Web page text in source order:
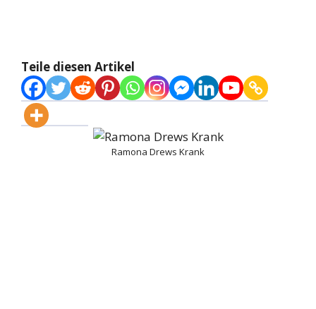
Teile diesen Artikel
Ramona Drews Krank